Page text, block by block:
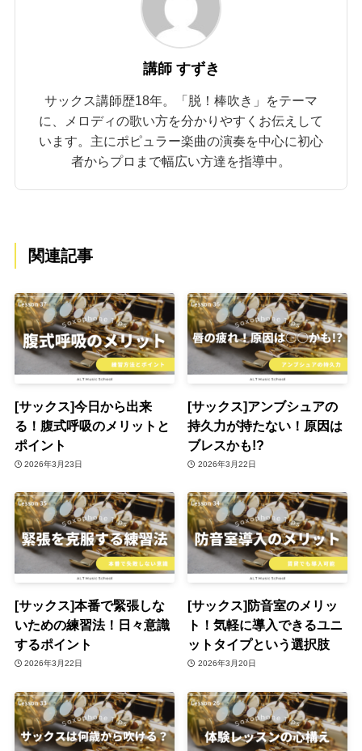
講師 すずき
サックス講師歴18年。「脱！棒吹き」をテーマ
に、メロディの歌い方を分かりやすくお伝えして
います。主にポピュラー楽曲の演奏を中心に初心
者からプロまで幅広い方達を指導中。
関連記事
[サックス]今日から出来
る！腹式呼吸のメリットと
ポイント
2026年3月23日
[サックス]アンブシュアの
持久力が持たない！原因は
ブレスかも!?
2026年3月22日
[サックス]本番で緊張しな
いための練習法！日々意識
するポイント
2026年3月22日
[サックス]防音室のメリッ
ト！気軽に導入できるユニ
ットタイプという選択肢
2026年3月20日